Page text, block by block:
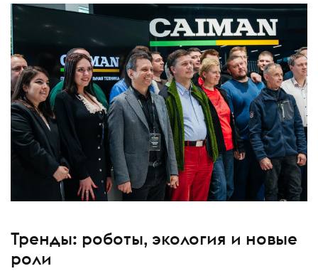
Тренды: роботы, экология и новые
роли